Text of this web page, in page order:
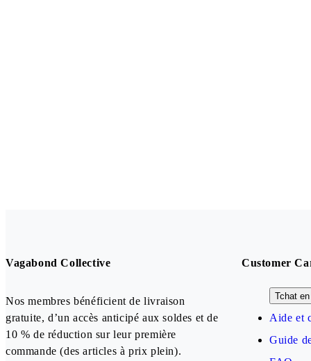
Vagabond Collective
Nos membres bénéficient de livraison
gratuite, d’un accès anticipé aux soldes et de
10 % de réduction sur leur première
commande (des articles à prix plein).
Customer
Tchat
Aide et
Guide